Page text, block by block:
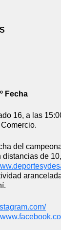
Fecha
16, a las
del
de